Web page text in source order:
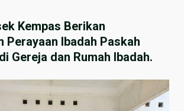
Kempas Berikan
Perayaan Ibadah Paskah
Gereja dan Rumah Ibadah.